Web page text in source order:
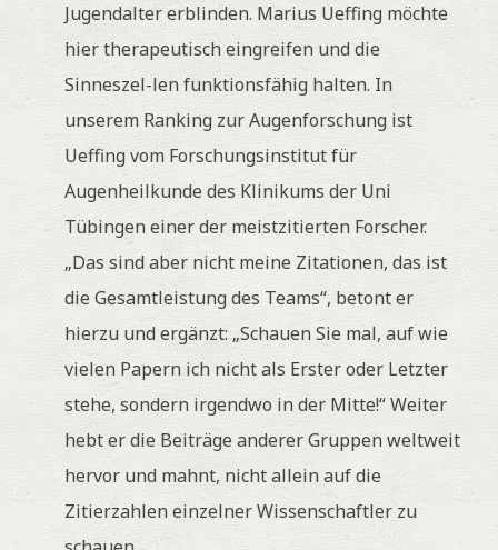
Jugendalter erblinden. Marius Ueffing möchte
hier therapeutisch eingreifen und die
Sinneszel-len funktionsfähig halten. In
unserem Ranking zur Augenforschung ist
Ueffing vom Forschungsinstitut für
Augenheilkunde des Klinikums der Uni
Tübingen einer der meistzitierten Forscher.
„Das sind aber nicht meine Zitationen, das ist
die Gesamtleistung des Teams“, betont er
hierzu und ergänzt: „Schauen Sie mal, auf wie
vielen Papern ich nicht als Erster oder Letzter
stehe, sondern irgendwo in der Mitte!“ Weiter
hebt er die Beiträge anderer Gruppen weltweit
hervor und mahnt, nicht allein auf die
Zitierzahlen einzelner Wissenschaftler zu